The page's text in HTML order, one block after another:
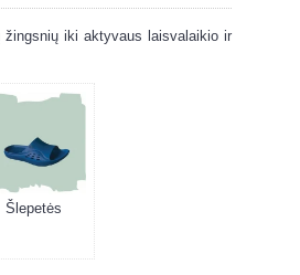
iki aktyvaus laisvalaikio ir
Šlepetės